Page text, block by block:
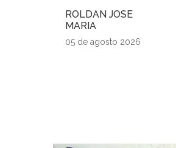
ROLDAN JOSE
MARIA
05 de agosto 2026